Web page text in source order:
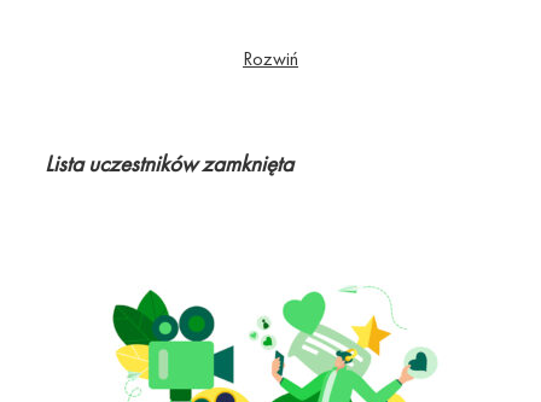
dużych polskich portali (Onet, WP, Interia) oraz
magazynami muzycznymi, zajmował się też fotografią
z Akademią Managerów Muzycznych, Inkubatorem Tak
Brzmi Miasto, Akademią Leona Koźmińskiego, prowadzi
Stosunków Międzynarodowych (specjalność: prawo,
gospodarka i kultura Europy – Europeistyka) na Wydziale
Prawa i Administracji UAM. Zbiera winyle, uwielbia
muzykę, podróże i fotografię.
Rozwiń
Lista uczestników zamknięta